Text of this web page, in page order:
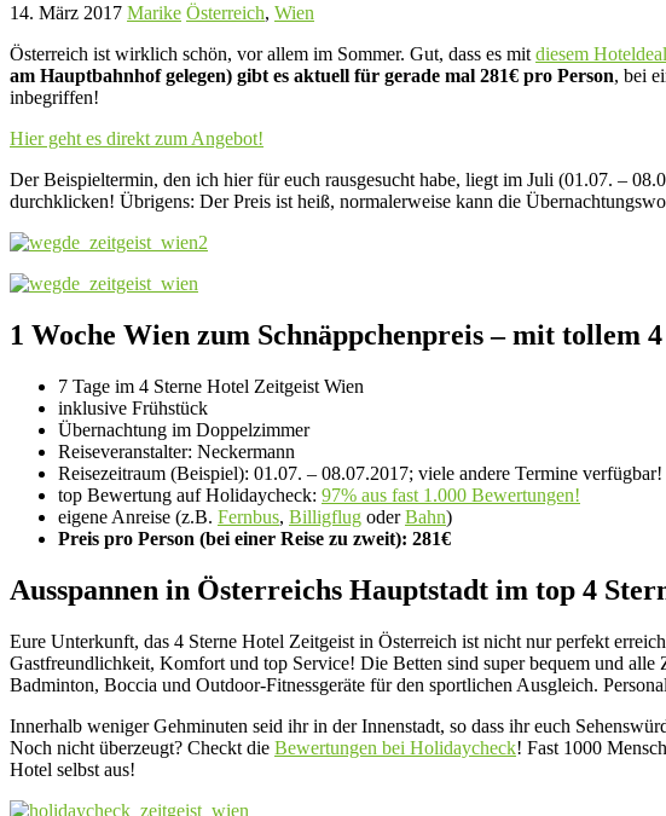
14. März 2017 Marike Österreich, Wien
Österreich ist wirklich schön, vor allem im Sommer. Gut, dass es mit diesem Hoteldeal
am Hauptbahnhof gelegen) gibt es aktuell für gerade mal 281€ pro Person, bei
inbegriffen!
Hier geht es direkt zum Angebot!
Der Beispieltermin, den ich hier für euch rausgesucht habe, liegt im Juli (01.07. –
durchklicken! Übrigens: Der Preis ist heiß, normalerweise kann die
1 Woche Wien zum Schnäppchenpreis – mit tollem
7 Tage im 4 Sterne Hotel Zeitgeist Wien
inklusive Frühstück
Übernachtung im Doppelzimmer
Reiseveranstalter: Neckermann
Reisezeitraum (Beispiel): 01.07. – 08.07.2017; viele andere Termine verfügbar!
top Bewertung auf Holidaycheck: 97% aus fast 1.000 Bewertungen!
eigene Anreise (z.B. Fernbus, Billigflug oderBahn)
Preis pro Person (bei einer Reise zu zweit): 281€
Ausspannen in Österreichs Hauptstadt im top 4
Eure Unterkunft, das 4 Sterne Hotel Zeitgeist in Österreich ist nicht nur perfekt
Gastfreundlichkeit, Komfort und top Service! Die Betten sind super bequem und alle
Badminton, Boccia und Outdoor-Fitnessgeräte für den sportlichen Ausgleich.
Innerhalb weniger Gehminuten seid ihr in der Innenstadt, so dass ihr euch
Noch nicht überzeugt? Checkt die Bewertungen bei Holidaycheck! Fast 1000
Hotel selbst aus!